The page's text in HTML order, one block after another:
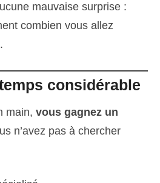
mauvaise surprise :
combien vous allez
considérable
main, vous gagnez un
n’avez pas à chercher